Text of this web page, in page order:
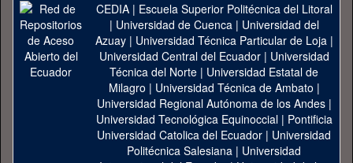
CEDIA| Escuela Superior Politécnica del Litoral
| Universidad de Cuenca| Universidad del
Azuay| Universidad Técnica Particular de Loja|
Universidad Central del Ecuador| Universidad
Técnica del Norte | Universidad Estatal de
Milagro | Universidad Técnica de Ambato |
Universidad Regional Autónoma de los Andes|
Universidad Tecnológica Equinoccial| Pontificia
Universidad Catolica del Ecuador | Universidad
Politécnica Salesiana | Universidad